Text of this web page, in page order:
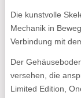
Die kunstvolle
Mechanik in
Verbindung mit
Der
versehen, die
Limited Edition,